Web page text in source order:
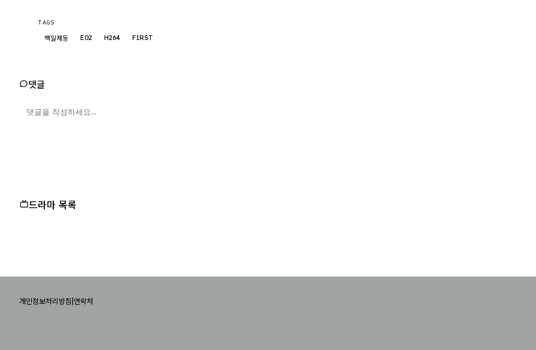
TAGS
백일제등 E02 H264 F1RST
댓글
드라마 목록
개인정보처리방침|연락처